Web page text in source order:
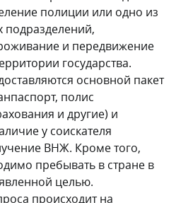
полиции или одно из
подразделений,
и передвижение
государства.
основной пакет
полис
и другие) и
у соискателя
ВНЖ. Кроме того,
пребывать в стране в
целью.
происходит на